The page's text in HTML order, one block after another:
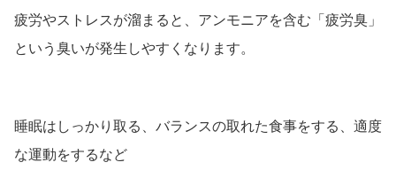
疲労やストレスが溜まると、アンモニアを含む「疲労臭」
という臭いが発生しやすくなります。
睡眠はしっかり取る、バランスの取れた食事をする、適度
な運動をするなど